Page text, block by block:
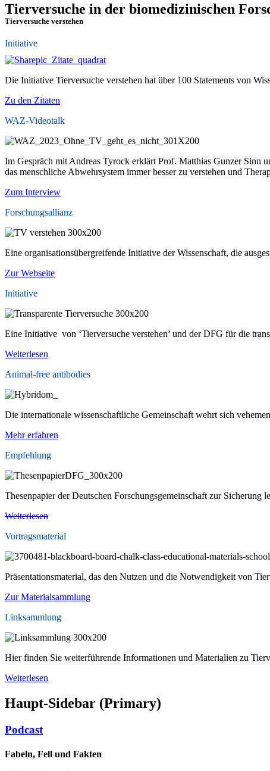
Tierversuche in der biomedizinischen
Tierversuche verstehen
Initiative
Die Initiative Tierversuche verstehen hat über 100 Statements von
Zu den Zitaten
WAZ-Videotalk
Im Gespräch mit Andreas Tyrock erklärt Prof. Matthias Gunzer Sinn
das menschliche Abwehrsystem immer besser zu verstehen und
Zum Interview
Forschungsallianz
Eine organisationsübergreifende Initiative der Wissenschaft, die
Zur Webseite
Initiative
Eine Initiative von ‘Tierversuche verstehen’ und der DFG für die
Weiterlesen
Animal-free antibodies
Die internationale wissenschaftliche Gemeinschaft wehrt sich
Mehr erfahren
Empfehlung
Thesenpapier der Deutschen Forschungsgemeinschaft zur Sicherung
Weiterlesen
Vortragsmaterial
Präsentationsmaterial, das den Nutzen und die Notwendigkeit von
Zur Materialsammlung
Linksammlung
Hier finden Sie weiterführende Informationen und Materialien zu
Weiterlesen
Haupt-Sidebar (Primary)
Podcast
Fabeln, Fell und Fakten